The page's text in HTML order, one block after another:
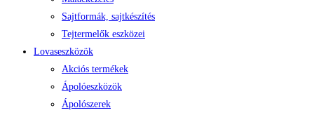
Sajtformák, sajtkészítés
Tejtermelők eszközei
Lovaseszközök
Akciós termékek
Ápolóeszközök
Ápolószerek